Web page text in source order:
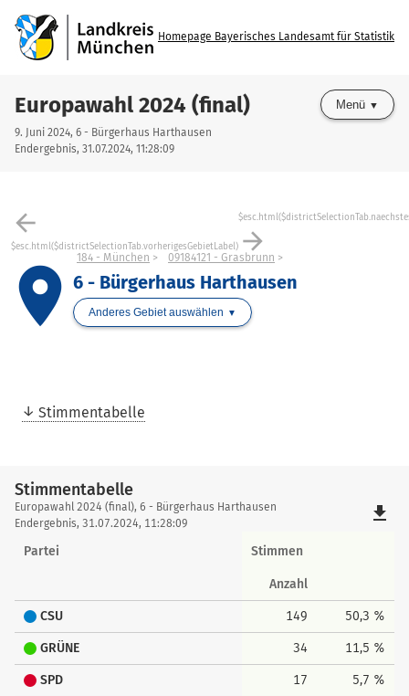
Homepage Bayerisches Landesamt für Statistik
Europawahl 2024 (final)
9. Juni 2024, 6 - Bürgerhaus Harthausen
Endergebnis, 31.07.2024, 11:28:09
Menü
arrow_back
$esc.html($districtSelectionTab.vorherigesGebietLabel) arrow_forward
place
184 - München 09184121 - Grasbrunn
6 - Bürgerhaus Harthausen
Anderes Gebiet auswählen
Stimmentabelle
Stimmentabelle
Stimmentabelle
Europawahl 2024 (final), 6 - Bürgerhaus Harthausen
Endergebnis, 31.07.2024, 11:28:09
file_download
Partei Stimmen
Anzahl
CSU 149 50,3 %
GRÜNE 34 11,5 %
SPD 17 5,7 %